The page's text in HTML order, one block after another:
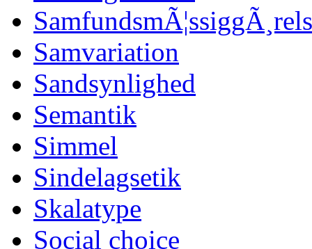
Samvariation
Sandsynlighed
Semantik
Simmel
Sindelagsetik
Skalatype
Social choice